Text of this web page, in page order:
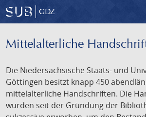
GDZ
Mittelalterliche
Die Niedersächsische Staats- und
Göttingen besitzt knapp 450
mittelalterliche Handschriften. Die
wurden seit der Gründung der